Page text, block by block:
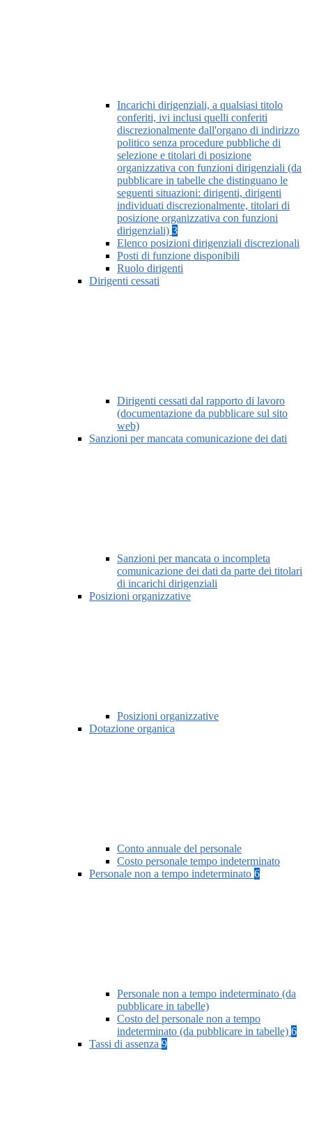
Incarichi dirigenziali, a qualsiasi titolo
conferiti, ivi inclusi quelli conferiti
discrezionalmente dall'organo di indirizzo
politico senza procedure pubbliche di
selezione e titolari di posizione
organizzativa con funzioni dirigenziali (da
pubblicare in tabelle che distinguano le
seguenti situazioni: dirigenti, dirigenti
individuati discrezionalmente, titolari di
posizione organizzativa con funzioni
dirigenziali) 3
Elenco posizioni dirigenziali discrezionali
Posti di funzione disponibili
Ruolo dirigenti
Dirigenti cessati
Dirigenti cessati dal rapporto di lavoro
(documentazione da pubblicare sul sito
web)
Sanzioni per mancata comunicazione dei dati
Sanzioni per mancata o incompleta
comunicazione dei dati da parte dei titolari
di incarichi dirigenziali
Posizioni organizzative
Posizioni organizzative
Dotazione organica
Conto annuale del personale
Costo personale tempo indeterminato
Personale non a tempo indeterminato 6
Personale non a tempo indeterminato (da
pubblicare in tabelle)
Costo del personale non a tempo
indeterminato (da pubblicare in tabelle) 6
Tassi di assenza 9